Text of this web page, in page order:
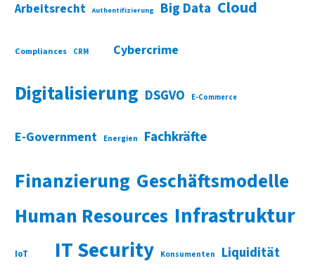
Arbeitsrecht Authentifizierung Big Data Cloud
Compliances CRM Cybercrime
Digitalisierung DSGVO E-Commerce
E-Government Energien Fachkräfte
Finanzierung Geschäftsmodelle
Human Resources Infrastruktur
IoT IT Security Konsumenten Liquidität